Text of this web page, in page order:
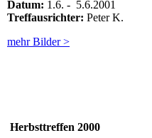
Datum: 1.6. - 5.6.2001
Treffausrichter: Peter K.
mehr Bilder >
Herbsttreffen 2000